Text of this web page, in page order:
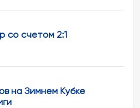
со счетом 2:1
на Зимнем Кубке